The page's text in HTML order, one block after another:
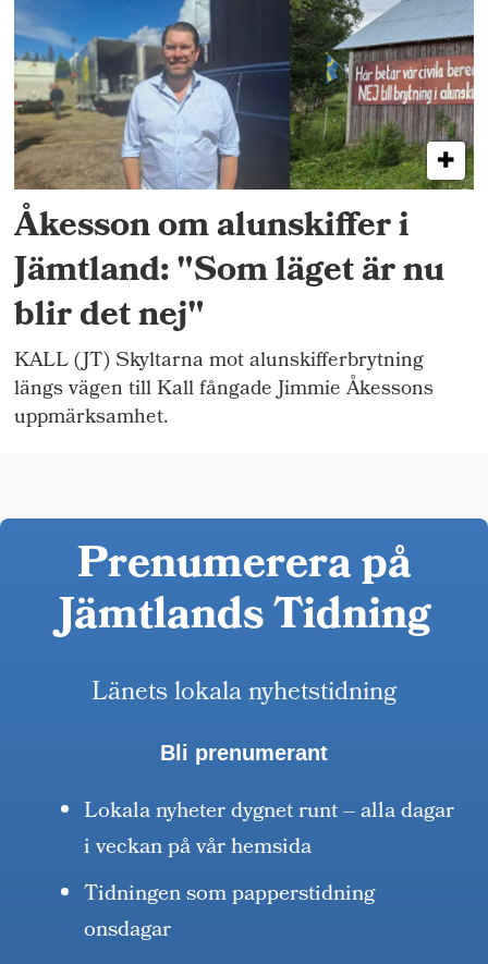
Åkesson om alunskiffer i
Jämtland: "Som läget är nu
blir det nej"
KALL (JT) Skyltarna mot alunskifferbrytning
längs vägen till Kall fångade Jimmie Åkessons
uppmärksamhet.
Prenumerera på
Jämtlands Tidning
Länets lokala nyhetstidning
Bli prenumerant
Lokala nyheter dygnet runt – alla dagar
i veckan på vår hemsida
Tidningen som papperstidning
onsdagar